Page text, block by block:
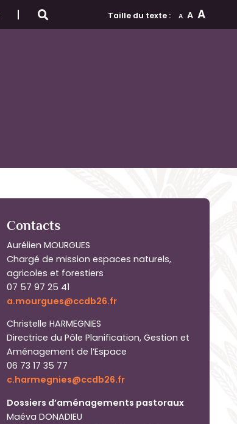
Taille du texte : A A A
Contacts
Aurélien MOURGUES
Chargé de mission espaces naturels,
agricoles et forestiers
07 57 97 25 41
a.mourgues@ccdb26.fr
Christelle HARMEGNIES
Directrice du Pôle Planification, Gestion et
Aménagement de l’Espace
06 73 17 35 77
c.harmegnies@ccdb26.fr
Dossiers d’aménagements pastoraux
Maéva DONADIEU